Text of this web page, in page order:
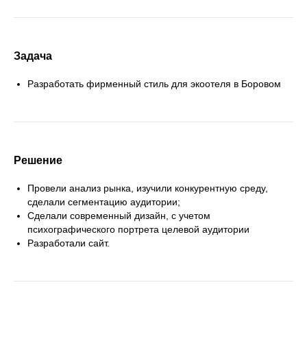
Задача
Разработать фирменный стиль для экоотеля в Боровом
Решение
Провели анализ рынка, изучили конкурентную среду,
сделали сегментацию аудитории;
Сделали современный дизайн, с учетом
психографического портрета целевой аудитории
Разработали сайт.